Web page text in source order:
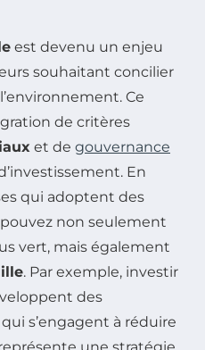
est devenu un enjeu
souhaitant concilier
Ce
de critères
et de gouvernance
En
qui adoptent des
non seulement
vert, mais également
. Par exemple, investir
des
s’engagent à réduire